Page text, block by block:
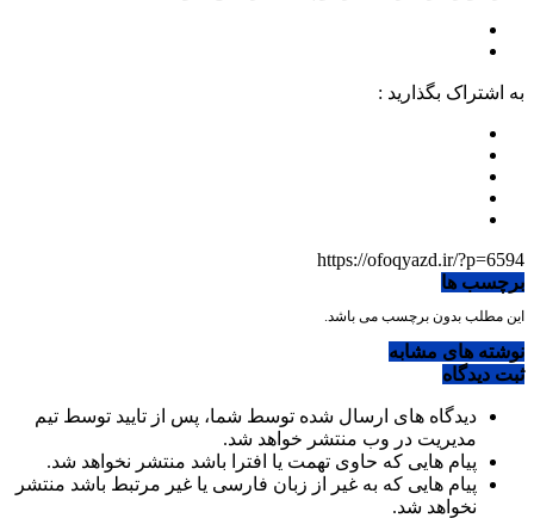
به اشتراک بگذارید :
https://ofoqyazd.ir/?p=6594
برچسب ها
این مطلب بدون برچسب می باشد.
نوشته های مشابه
ثبت دیدگاه
دیدگاه های ارسال شده توسط شما، پس از تایید توسط تیم
مدیریت در وب منتشر خواهد شد.
پیام هایی که حاوی تهمت یا افترا باشد منتشر نخواهد شد.
پیام هایی که به غیر از زبان فارسی یا غیر مرتبط باشد منتشر
نخواهد شد.